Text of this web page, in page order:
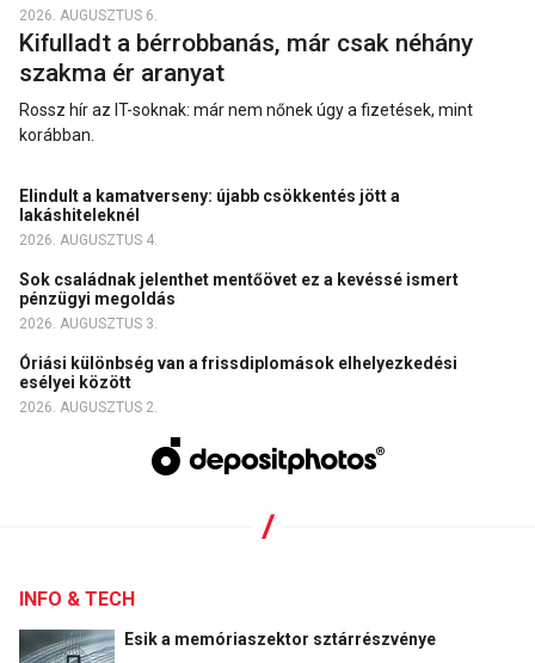
2026. AUGUSZTUS 6.
Kifulladt a bérrobbanás, már csak néhány
szakma ér aranyat
Rossz hír az IT-soknak: már nem nőnek úgy a fizetések, mint
korábban.
Elindult a kamatverseny: újabb csökkentés jött a
lakáshiteleknél
2026. AUGUSZTUS 4.
Sok családnak jelenthet mentőövet ez a kevéssé ismert
pénzügyi megoldás
2026. AUGUSZTUS 3.
Óriási különbség van a frissdiplomások elhelyezkedési
esélyei között
2026. AUGUSZTUS 2.
INFO & TECH
Esik a memóriaszektor sztárrészvénye